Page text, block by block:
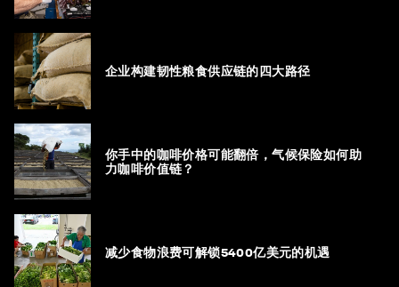
企业构建韧性粮食供应链的四大路径
你手中的咖啡价格可能翻倍，气候保险如何助
力咖啡价值链？
减少食物浪费可解锁5400亿美元的机遇